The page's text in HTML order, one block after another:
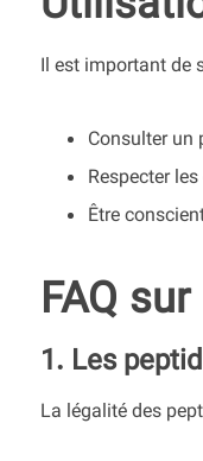
Il est important de
Consulter un
Respecter
Être
FAQ
1. Les
La légalité des